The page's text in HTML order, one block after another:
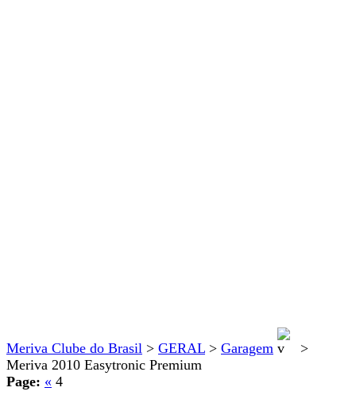
Meriva Clube do Brasil > GERAL > Garagem
>
Meriva 2010 Easytronic Premium
Page: « 4